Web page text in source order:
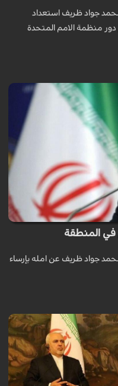
محمد جواد ظريف استعداد
دور منظمة الامم المتحدة
في المنطقة
محمد جواد ظريف عن امله بإرساء